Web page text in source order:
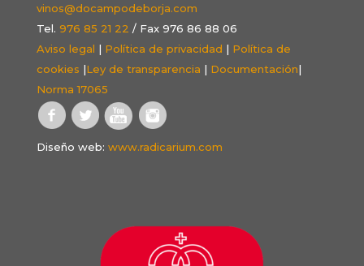
vinos@docampodeborja.com
Tel. 976 85 21 22 / Fax 976 86 88 06
Aviso legal | Política de privacidad | Política de
cookies |Ley de transparencia | Documentación|
Norma 17065
Diseño web: www.radicarium.com